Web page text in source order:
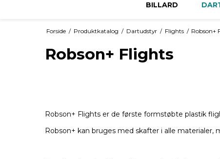
BILLARD
Forside / Produktkatalog / Dartudstyr / Flights / Robson+
Robson+ Flights
Robson+ Flights er de første formstøbte plastik
Robson+ kan bruges med skafter i alle